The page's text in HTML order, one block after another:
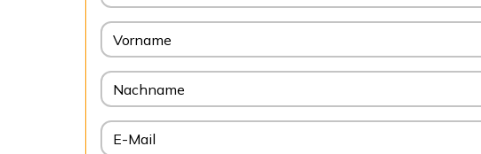
Vorname
Nachname
E-Mail